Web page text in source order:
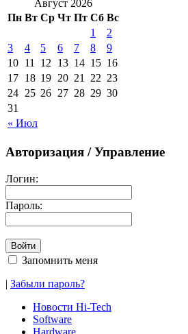
Август 2026
Пн Вт Ср Чт Пт Сб Вс
« Июл
1
2
3
4 5 6 7 8
9
10 11 12 13 14 15 16
17 18 19 20 21 22 23
24 25 26 27 28 29 30
31
Авторизация / Управление
Логин:
Пароль:
Запомнить меня
| Забыли пароль?
Новости Hi-Tech
Software
Hardware